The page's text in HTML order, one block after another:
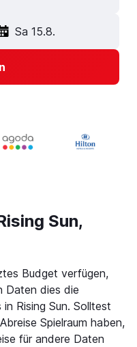
Sa 15.8.
Sun,
Budget verfügen,
Daten dies die
Rising Sun. Solltest
Spielraum haben,
für andere Daten